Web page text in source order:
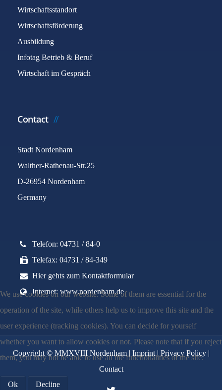
Wirtschaftsstandort
Wirtschaftsförderung
Ausbildung
Infotag Betrieb & Beruf
Wirtschaft im Gespräch
Contact
Stadt Nordenham
Walther-Rathenau-Str.25
D-26954 Nordenham
Germany
Telefon: 04731 / 84-0
Telefax: 04731 / 84-349
Hier gehts zum Kontaktformular
Internet: www.nordenham.de
Copyright © MMXVIII Nordenham | Imprint| Privacy Policy|
Contact
We use cookies on our website. Some of them are essential for the
operation of the site, while others help us to improve this site and the
user experience (tracking cookies). You can decide for yourself
whether you want to allow cookies or not. Please note that if you reject
them, you may not be able to use all the functionalities of the site.
Ok Decline